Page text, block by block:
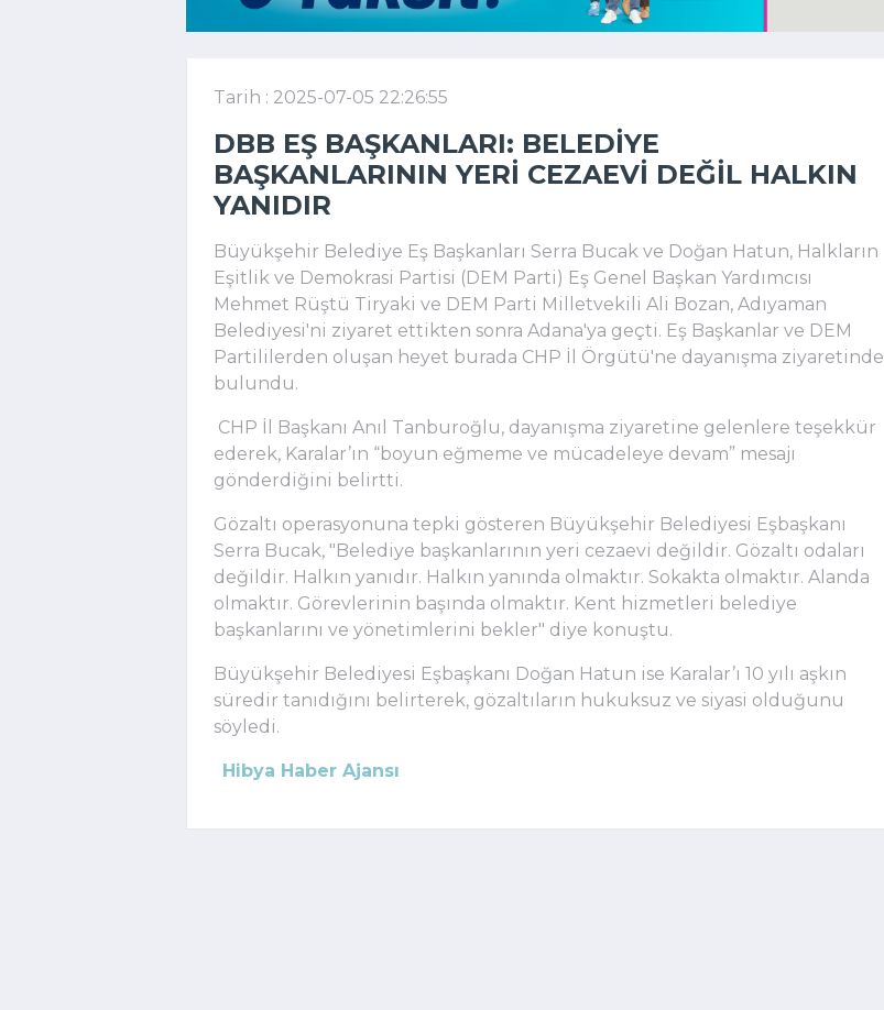
Tarih : 2025-07-05 22:26:55
DBB EŞ BAŞKANLARI: BELEDIYE
BAŞKANLARININ YERI CEZAEVI DEĞIL HALKIN
YANIDIR
Büyükşehir Belediye Eş Başkanları Serra Bucak ve Doğan Hatun, Halkların
Eşitlik ve Demokrasi Partisi (DEM Parti) Eş Genel Başkan Yardımcısı
Mehmet Rüştü Tiryaki ve DEM Parti Milletvekili Ali Bozan, Adıyaman
Belediyesi'ni ziyaret ettikten sonra Adana'ya geçti. Eş Başkanlar ve DEM
Partililerden oluşan heyet burada CHP İl Örgütü'ne dayanışma ziyaretinde
bulundu.
CHP İl Başkanı Anıl Tanburoğlu, dayanışma ziyaretine gelenlere teşekkür
ederek, Karalar’ın “boyun eğmeme ve mücadeleye devam” mesajı
gönderdiğini belirtti.
Gözaltı operasyonuna tepki gösteren Büyükşehir Belediyesi Eşbaşkanı
Serra Bucak, "Belediye başkanlarının yeri cezaevi değildir. Gözaltı odaları
değildir. Halkın yanıdır. Halkın yanında olmaktır. Sokakta olmaktır. Alanda
olmaktır. Görevlerinin başında olmaktır. Kent hizmetleri belediye
başkanlarını ve yönetimlerini bekler" diye konuştu.
Büyükşehir Belediyesi Eşbaşkanı Doğan Hatun ise Karalar’ı 10 yılı aşkın
süredir tanıdığını belirterek, gözaltıların hukuksuz ve siyasi olduğunu
söyledi.
Hibya Haber Ajansı